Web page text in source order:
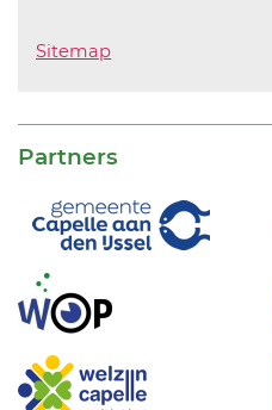
Sitemap
Partners